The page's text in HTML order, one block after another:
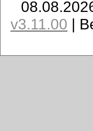
v3.11.00 |